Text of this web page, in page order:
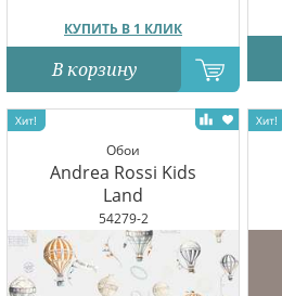
КУПИТЬ В 1 КЛИК
В корзину
Обои
Andrea Rossi Kids
Land
54279-2